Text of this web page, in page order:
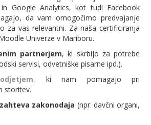
Google Analytics, kot tudi Facebook
da vam omogočimo predvajanje
za vas relevantni. Za naša certificiranja
Univerze v Mariboru.
partnerjem, ki skrbijo za potrebe
servisi, odvetniške pisarne ipd.).
, ki nam pomagajo pri
storitev.
zakonodaja (npr. davčni organi,